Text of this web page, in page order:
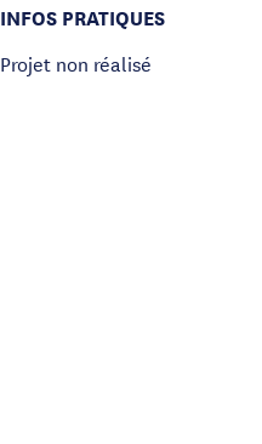
INFOS PRATIQUES
Projet non réalisé